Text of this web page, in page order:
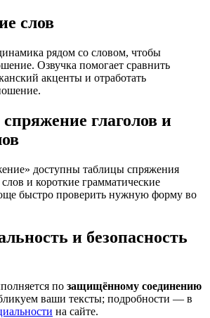
слов
рядом со словом, чтобы
Озвучка помогает сравнить
акценты и отработать
глаголов и
доступны таблицы спряжения
и короткие грамматические
быстро проверить нужную форму во
и безопасность
по защищённому соединению
ваши тексты; подробности — в
на сайте.